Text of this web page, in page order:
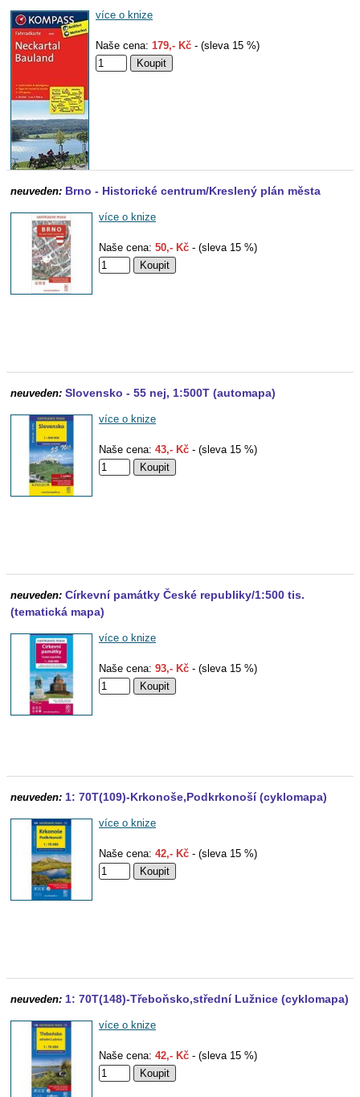
více o knize
Naše cena: 179,- Kč - (sleva 15 %)
neuveden: Brno - Historické centrum/Kreslený plán města
více o knize
Naše cena: 50,- Kč - (sleva 15 %)
neuveden: Slovensko - 55 nej, 1:500T (automapa)
více o knize
Naše cena: 43,- Kč - (sleva 15 %)
neuveden: Církevní památky České republiky/1:500 tis.
(tematická mapa)
více o knize
Naše cena: 93,- Kč - (sleva 15 %)
neuveden: 1: 70T(109)-Krkonoše,Podkrkonoší (cyklomapa)
více o knize
Naše cena: 42,- Kč - (sleva 15 %)
neuveden: 1: 70T(148)-Třeboňsko,střední Lužnice (cyklomapa)
více o knize
Naše cena: 42,- Kč - (sleva 15 %)